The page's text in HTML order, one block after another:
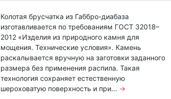
Колотая брусчатка из Габбро-диабаза
изготавливается по требованиям ГОСТ 32018–
2012 «Изделия из природного камня для
мощения. Технические условия». Камень
раскалывается вручную на заготовки заданного
размера без применения распила. Такая
технология сохраняет естественную
шероховатую поверхность и при... →